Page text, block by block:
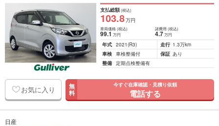
支払総額(税込)
103.8万円
車両価格(税込)
99.1万円
諸費用 (税込)
4.7 万円
年式 2021(R3) 走行 1.3万km
車検 車検整備付 保証 あり
整備 定期点検整備有
お気に入り 無
料
今すぐ在庫確認・見積り依頼
電話する
日産